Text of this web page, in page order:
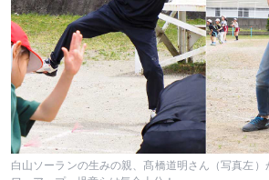
白山ソーランの生みの親、髙橋道明さん（写真左